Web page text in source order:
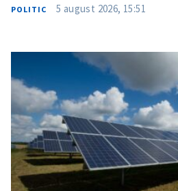
POLITIC 5 august 2026, 15:51